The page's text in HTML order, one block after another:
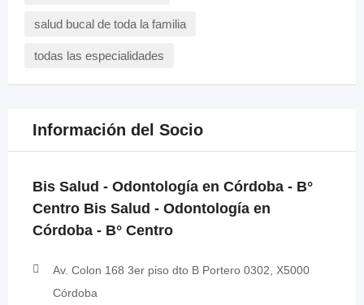
salud bucal de toda la familia
todas las especialidades
Información del Socio
Bis Salud - Odontología en Córdoba - B°
Centro Bis Salud - Odontología en
Córdoba - B° Centro
Av. Colon 168 3er piso dto B Portero 0302, X5000
Córdoba